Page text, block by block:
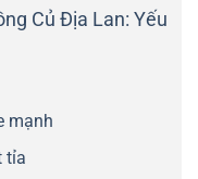
Củ Địa Lan: Yếu
mạnh
tỉa